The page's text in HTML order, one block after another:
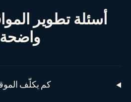
أسئلة تطوير
واضحة
كم يكلّف